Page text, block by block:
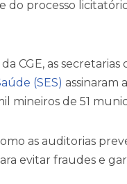
do processo
CGE, as secretarias
(SES) assinaram
mineiros de 51
as auditorias
evitar fraudes e